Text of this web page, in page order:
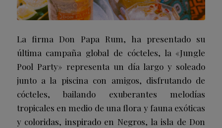
La firma Don Papa Rum, ha presentado su
última campaña global de cócteles, la «Jungle
Pool Party» representa un día largo y soleado
junto a la piscina con amigos, disfrutando de
cócteles, bailando exuberantes melodías
tropicales en medio de una flora y fauna exóticas
y coloridas, inspirado en Negros, la isla de Don